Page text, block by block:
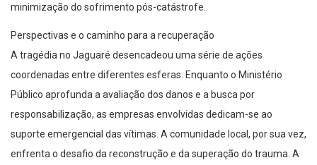
minimização do sofrimento pós-catástrofe.
Perspectivas e o caminho para a recuperação
A tragédia no Jaguaré desencadeou uma série de ações
coordenadas entre diferentes esferas. Enquanto o Ministério
Público aprofunda a avaliação dos danos e a busca por
responsabilização, as empresas envolvidas dedicam-se ao
suporte emergencial das vítimas. A comunidade local, por sua vez,
enfrenta o desafio da reconstrução e da superação do trauma. A